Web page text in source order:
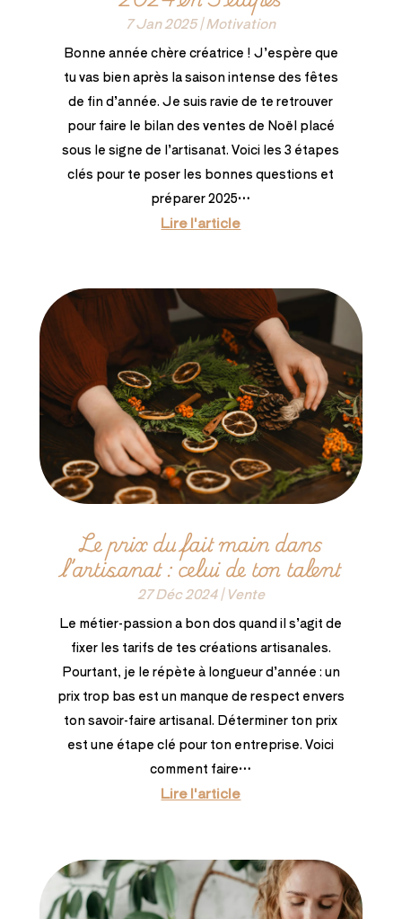
7 Jan 2025|Motivation
Bonne année chère créatrice ! J’espère que
tu vas bien après la saison intense des fêtes
de fin d’année. Je suis ravie de te retrouver
pour faire le bilan des ventes de Noël placé
sous le signe de l’artisanat. Voici les 3 étapes
clés pour te poser les bonnes questions et
préparer 2025…
Lire l'article
Le prix du fait main dans
l’artisanat : celui de ton talent
27 Déc 2024|Vente
Le métier-passion a bon dos quand il s’agit de
fixer les tarifs de tes créations artisanales.
Pourtant, je le répète à longueur d’année : un
prix trop bas est un manque de respect envers
ton savoir-faire artisanal. Déterminer ton prix
est une étape clé pour ton entreprise. Voici
comment faire…
Lire l'article